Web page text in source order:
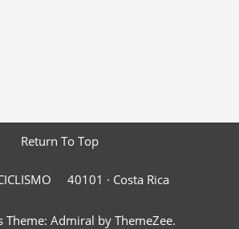
Return To Top
40101 · Costa Rica
Theme: Admiral by ThemeZee.